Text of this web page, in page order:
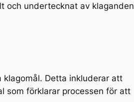
och undertecknat av klaganden
Detta inkluderar att
som förklarar processen för att